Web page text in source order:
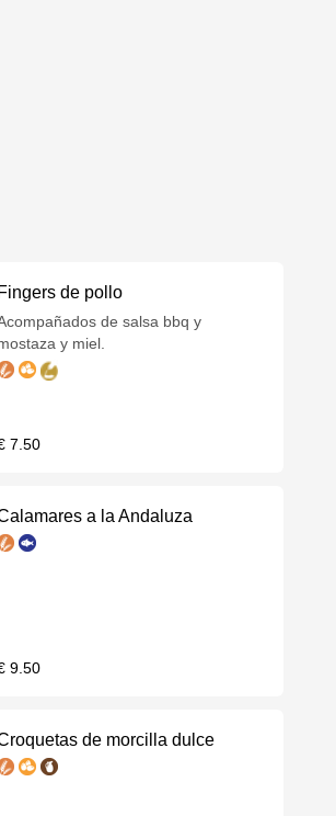
Fingers de pollo
de salsa bbq y
y miel.
7.50
a la Andaluza
9.50
de morcilla dulce